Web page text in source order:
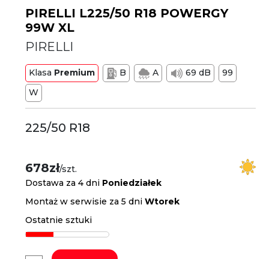
PIRELLI L225/50 R18 POWERGY
99W XL
PIRELLI
Klasa Premium B A 69 dB
99
W
225/50 R18
678zł/szt.
Dostawa za 4 dni Poniedziałek
Montaż w serwisie za 5 dniWtorek
Ostatnie sztuki